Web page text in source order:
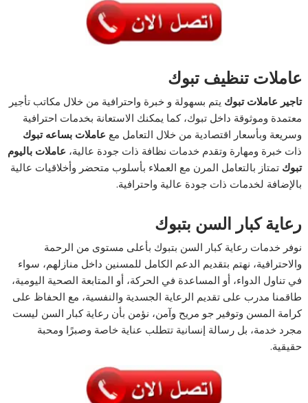
عاملات تنظيف تبوك
تاجير عاملات تبوك يتم بسهولة و خبرة واحترافية من خلال مكاتب تأجير
معتمدة وموثوقة داخل تبوك، كما يمكنك الاستعانة بخدمات احترافية
وسريعة وبأسعار اقتصادية من خلال التعامل مع عاملات بساعه تبوك
ذات خبرة ومهارة وتقدم خدمات نظافة ذات جودة عالية، عاملات باليوم
تبوك تمتاز بالتعامل المرن مع العملاء بأسلوب متحضر وأخلاقيات عالية
بالإضافة لخدمات ذات جودة عالية واحترافية.
رعاية كبار السن بتبوك
نوفر خدمات رعاية كبار السن بتبوك بأعلى مستوى من الرحمة
والاحترافية، نهتم بتقديم الدعم الكامل للمسنين داخل منازلهم، سواء
في تناول الدواء، أو المساعدة في الحركة، أو المتابعة الصحية اليومية،
طاقمنا مدرب على تقديم الرعاية الجسدية والنفسية، مع الحفاظ على
كرامة المسن وتوفير جو مريح وآمن، نؤمن بأن رعاية كبار السن ليست
مجرد خدمة، بل رسالة إنسانية تتطلب عناية خاصة وصبرًا ومحبة
حقيقية.